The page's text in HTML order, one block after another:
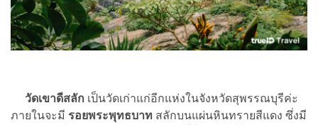
วัดเขาดีสลัก เป็นวัดเก่าแก่อีกแห่งในจังหวัดสุพรรณบุรีค่ะ
ภายในจะมี รอยพระพุทธบาท สลักบนแผ่นหินทรายสีแดง ซึ่งมี